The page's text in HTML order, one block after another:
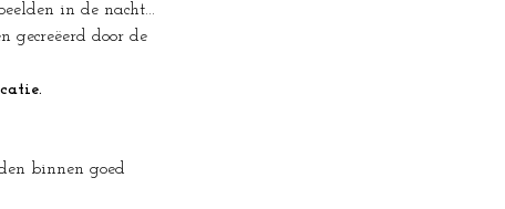
in de nacht...
gecreëerd door de
binnen goed